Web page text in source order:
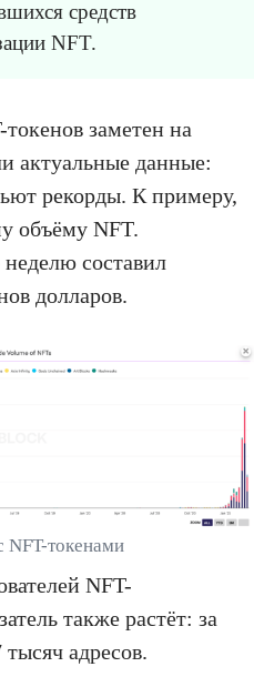
средств
NFT.
заметен на
актуальные данные:
рекорды. К примеру,
объёму NFT.
составил
долларов.
NFT-токенами
NFT-
также растёт: за
адресов.